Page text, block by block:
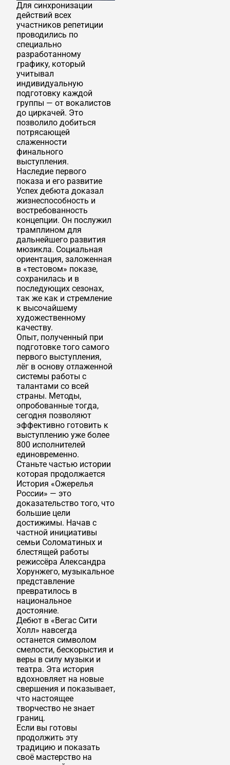
Для синхронизации
действий всех
участников репетиции
проводились по
специально
разработанному
графику, который
учитывал
индивидуальную
подготовку каждой
группы — от вокалистов
до циркачей. Это
позволило добиться
потрясающей
слаженности
финального
выступления.
Наследие первого
показа и его развитие
Успех дебюта доказал
жизнеспособность и
востребованность
концепции. Он послужил
трамплином для
дальнейшего развития
мюзикла. Социальная
ориентация, заложенная
в «тестовом» показе,
сохранилась и в
последующих сезонах,
так же как и стремление
к высочайшему
художественному
качеству.
Опыт, полученный при
подготовке того самого
первого выступления,
лёг в основу отлаженной
системы работы с
талантами со всей
страны. Методы,
опробованные тогда,
сегодня позволяют
эффективно готовить к
выступлению уже более
800 исполнителей
единовременно.
Станьте частью истории
которая продолжается
История «Ожерелья
России» — это
доказательство того, что
большие цели
достижимы. Начав с
частной инициативы
семьи Соломатиных и
блестящей работы
режиссёра Александра
Хорунжего, музыкальное
представление
превратилось в
национальное
достояние.
Дебют в «Вегас Сити
Холл» навсегда
останется символом
смелости, бескорыстия и
веры в силу музыки и
театра. Эта история
вдохновляет на новые
свершения и показывает,
что настоящее
творчество не знает
границ.
Если вы готовы
продолжить эту
традицию и показать
своё мастерство на